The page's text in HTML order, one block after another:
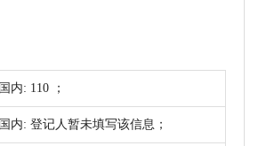
国内: 110 ；
国内: 登记人暂未填写该信息；